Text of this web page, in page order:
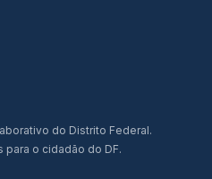
do Distrito Federal.
o cidadão do DF.